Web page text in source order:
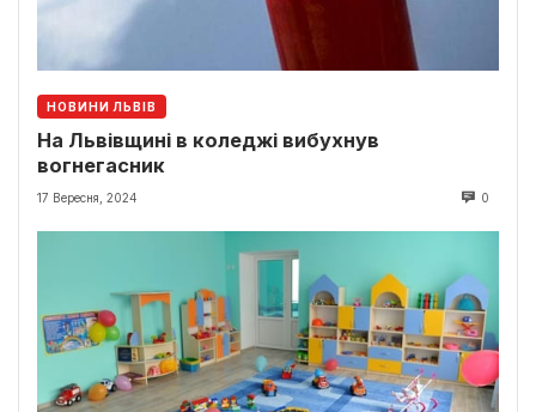
НОВИНИ ЛЬВІВ
На Львівщині в коледжі вибухнув
вогнегасник
17 Вересня, 2024 0